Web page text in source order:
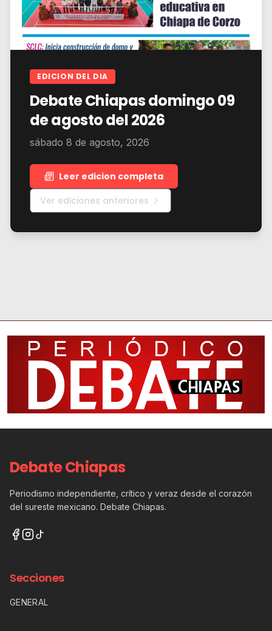
EDICION DEL DIA
Debate Chiapas domingo 09
de agosto del 2026
sábado 8 de agosto, 2026
Leer edicion completa
Ver ediciones anteriores
Debate Chiapas
Periodismo independiente, crítico y veraz desde el corazón
del sureste mexicano. Debate Chiapas.
Secciones
GENERAL